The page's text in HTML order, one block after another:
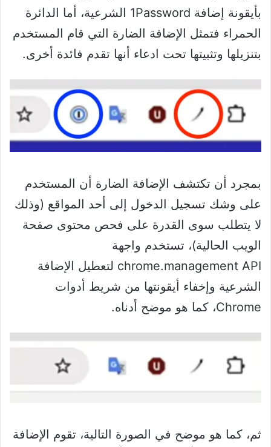
بأيقونة إضافة 1Password الشرعية، أما الدائرة
الحمراء فتمثل الإضافة الضارة التي قام المستخدم
بتنزيلها وتثبيتها تحت ادعاء أنها تقدم فائدة أخرى.
بمجرد أن تكتشف الإضافة الضارة أن المستخدم
على وشك تسجيل الدخول إلى أحد المواقع (وذلك
لا يتطلب سوى القدرة على فحص محتوى صفحة
الويب الحالية)، تستخدم واجهة
chrome.management API لتعطيل الإضافة
الشرعية وإخفاء أيقونتها من شريط أدوات
Chrome، كما هو موضح أدناه.
ثم، كما هو موضح في الصورة التالية، تقوم الإضافة